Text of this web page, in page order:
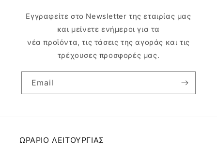
Εγγραφείτε στο Newsletter της εταιρίας μας
και μείνετε ενήμεροι για τα
νέα προϊόντα, τις τάσεις της αγοράς και τις
τρέχουσες προσφορές μας.
Email
ΩΡΑΡΙΟ ΛΕΙΤΟΥΡΓΙΑΣ